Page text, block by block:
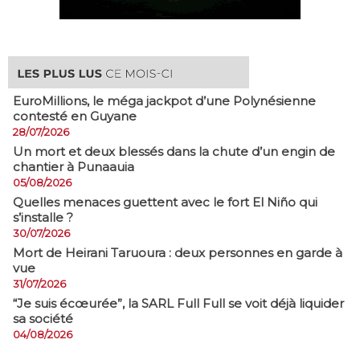
EuroMillions, ​le méga jackpot d’une Polynésienne
contesté en Guyane
28/07/2026
​Un mort et deux blessés dans la chute d’un engin de
chantier à Punaauia
05/08/2026
Quelles menaces guettent avec le fort El Niño qui
s’installe ?
30/07/2026
Mort de Heirani Taruoura : deux personnes en garde à
vue
31/07/2026
​“Je suis écœurée”, la SARL Full Full se voit déjà liquider
sa société
04/08/2026